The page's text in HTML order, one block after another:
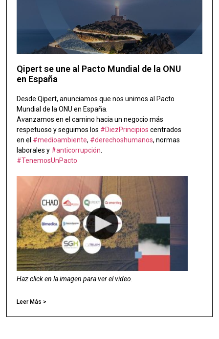
Qipert se une al Pacto Mundial de la ONU
en España
Desde Qipert, anunciamos que nos unimos al Pacto
Mundial de la ONU en España.
Avanzamos en el camino hacia un negocio más
respetuoso y seguimos los #DiezPrincipios centrados
en el #medioambiente, #derechoshumanos, normas
laborales y #anticorrupción
#TenemosUnPacto
Haz click en la imagen para ver el video.
Leer Más >